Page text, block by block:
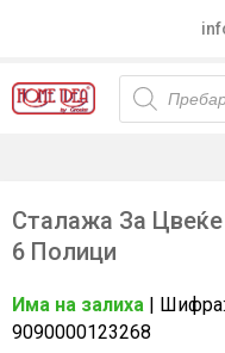
Products
search
Сталажа За
6 Полици
Има на залиха |
9090000123268